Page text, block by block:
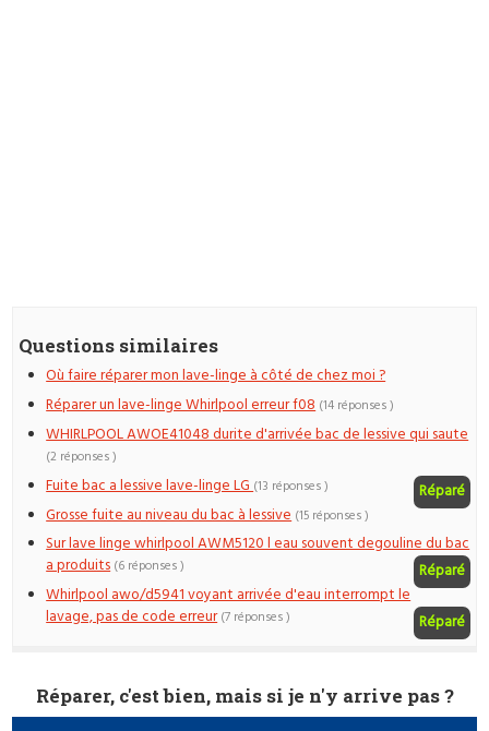
Questions similaires
Où faire réparer mon lave-linge à côté de chez moi ?
Réparer un lave-linge Whirlpool erreur f08 (14 réponses )
WHIRLPOOL AWOE41048 durite d'arrivée bac de lessive qui saute
(2 réponses )
Fuite bac a lessive lave-linge LG Réparé
(13 réponses )
Grosse fuite au niveau du bac à lessive (15 réponses )
Sur lave linge whirlpool AWM5120 l eau souvent degouline du bac
a produits
Réparé
(6 réponses )
Whirlpool awo/d5941 voyant arrivée d'eau interrompt le
lavage, pas de code erreur
Réparé
(7 réponses )
Réparer, c'est bien, mais si je n'y arrive pas ?